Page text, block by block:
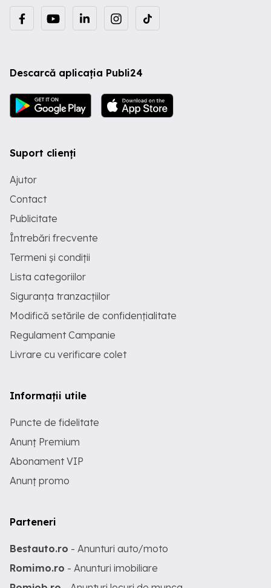
Descarcă aplicația Publi24
Suport clienți
Ajutor
Contact
Publicitate
Întrebări frecvente
Termeni și condiții
Lista categoriilor
Siguranța tranzacțiilor
Modifică setările de confidențialitate
Regulament Campanie
Livrare cu verificare colet
Informații utile
Puncte de fidelitate
Anunț Premium
Abonament VIP
Anunț promo
Parteneri
Bestauto.ro - Anunturi auto/moto
Romimo.ro - Anunturi imobiliare